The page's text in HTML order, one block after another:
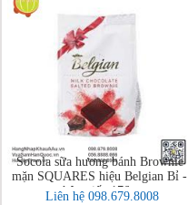
Socola sữa hương bánh Brownie
mặn SQUARES hiệu Belgian Bỉ -
hộp giấy 176g
Liên hệ 098.679.8008